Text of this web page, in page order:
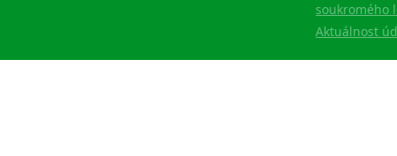
soukromého
Aktuálnost